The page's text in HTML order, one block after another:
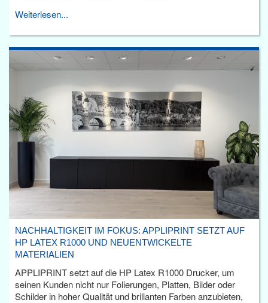
Weiterlesen...
NACHHALTIGKEIT IM FOKUS: APPLIPRINT SETZT AUF
HP LATEX R1000 UND NEUENTWICKELTE
MATERIALIEN
APPLIPRINT setzt auf die HP Latex R1000 Drucker, um
seinen Kunden nicht nur Folierungen, Platten, Bilder oder
Schilder in hoher Qualität und brillanten Farben anzubieten,